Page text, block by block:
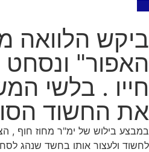
הלוואה
ונסחט
. בלשי
החשוד
בילוש של ימ"ר מחוז חוף , הצליחו
ולעצור אותו בחשד שנהג לסחוט